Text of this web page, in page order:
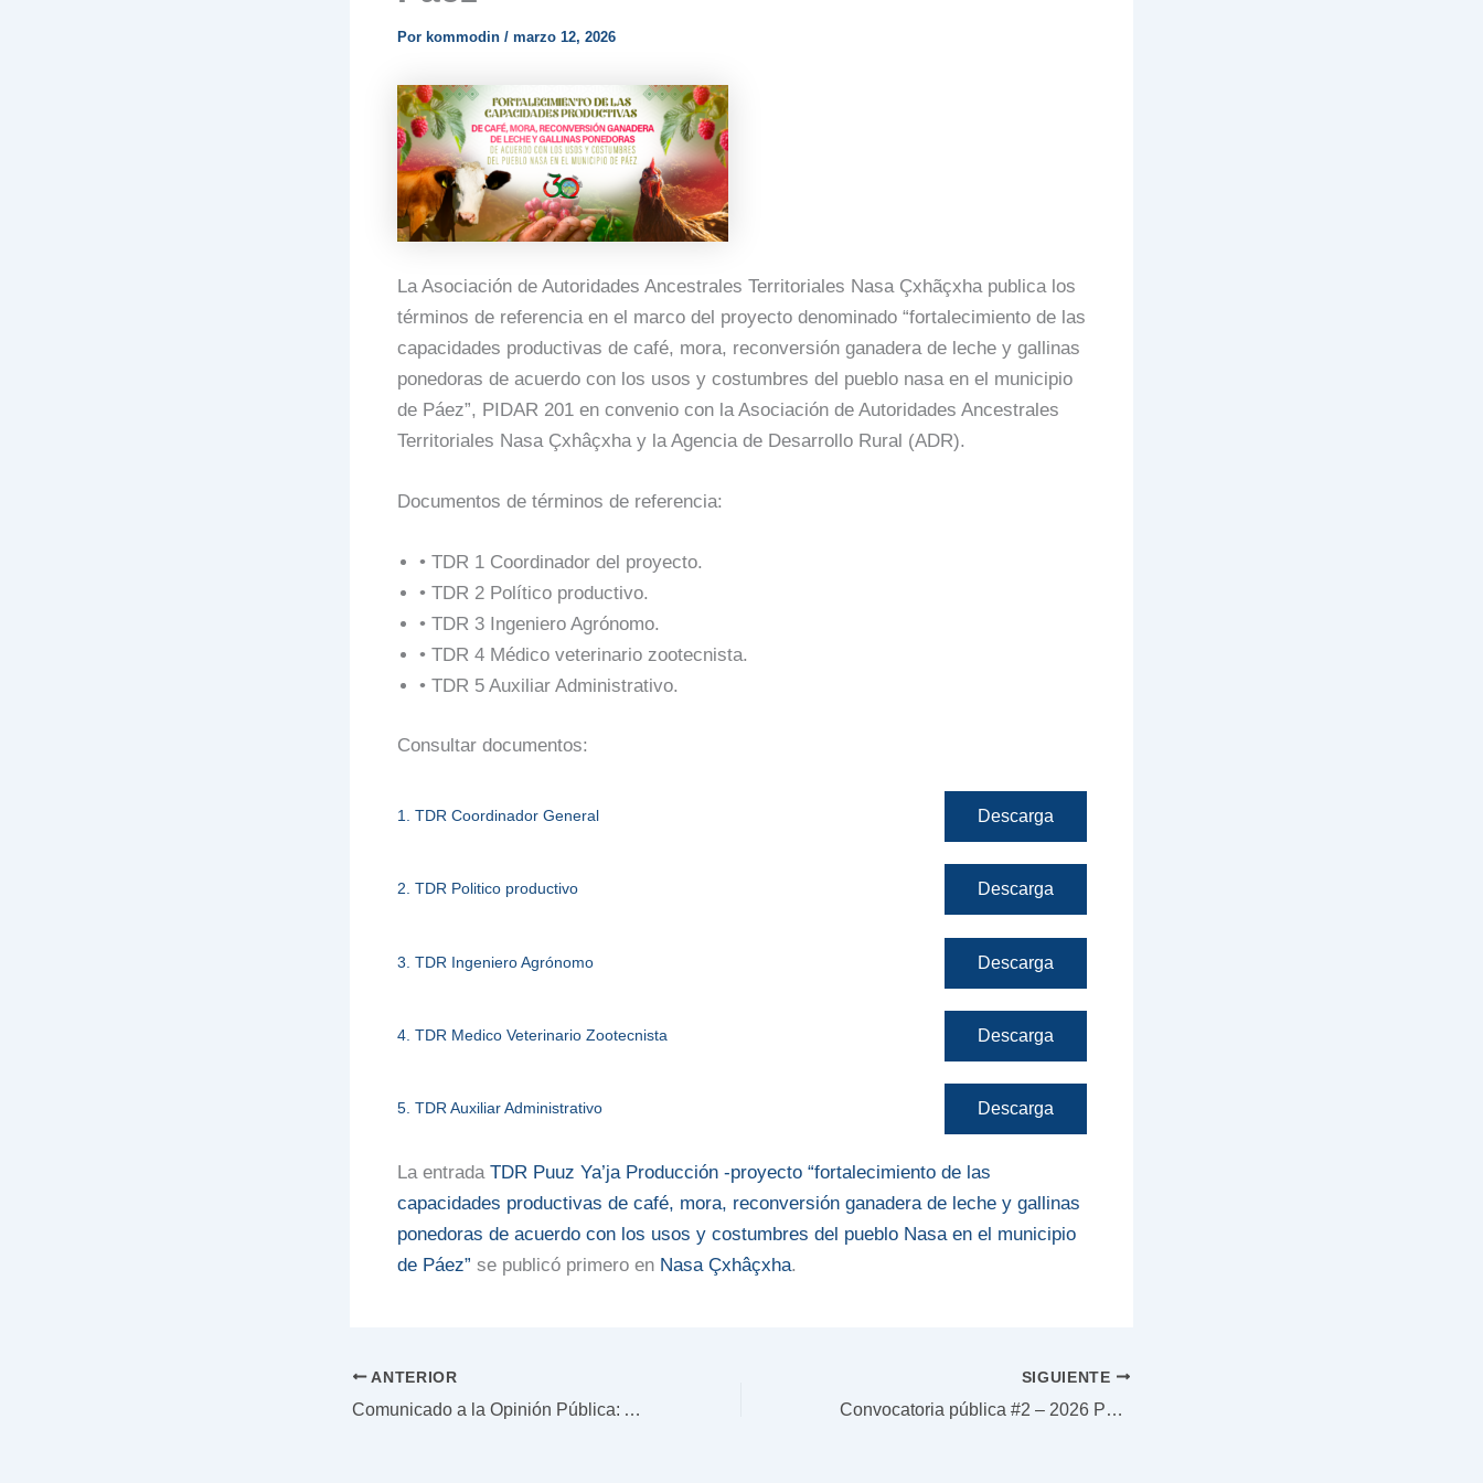
Por kommodin / marzo 12, 2026
La Asociación de Autoridades Ancestrales Territoriales Nasa Çxhãçxha publica los
términos de referencia en el marco del proyecto denominado “fortalecimiento de las
capacidades productivas de café, mora, reconversión ganadera de leche y gallinas
ponedoras de acuerdo con los usos y costumbres del pueblo nasa en el municipio
de Páez”, PIDAR 201 en convenio con la Asociación de Autoridades Ancestrales
Territoriales Nasa Çxhâçxha y la Agencia de Desarrollo Rural (ADR).
Documentos de términos de referencia:
• TDR 1 Coordinador del proyecto.
• TDR 2 Político productivo.
• TDR 3 Ingeniero Agrónomo.
• TDR 4 Médico veterinario zootecnista.
• TDR 5 Auxiliar Administrativo.
Consultar documentos:
1. TDR Coordinador General Descarga
2. TDR Politico productivo Descarga
3. TDR Ingeniero Agrónomo Descarga
4. TDR Medico Veterinario Zootecnista Descarga
5. TDR Auxiliar Administrativo Descarga
La entrada TDR Puuz Ya’ja Producción -proyecto “fortalecimiento de las
capacidades productivas de café, mora, reconversión ganadera de leche y gallinas
ponedoras de acuerdo con los usos y costumbres del pueblo Nasa en el municipio
de Páez” se publicó primero en Nasa Çxhâçxha.
ANTERIOR
Comunicado a la Opinión Pública: Aida Quilcué, fórmula vicepresidencial de Iván Cepeda
SIGUIENTE
Convocatoria pública #2 – 2026 Puuz Ya’ja Administración y Planeación